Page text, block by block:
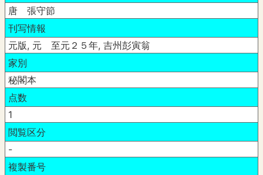
唐 張守節
刊写情報
元版, 元 至元２５年, 吉州彭寅翁
家別
秘閣本
点数
1
閲覧区分
-
複製番号